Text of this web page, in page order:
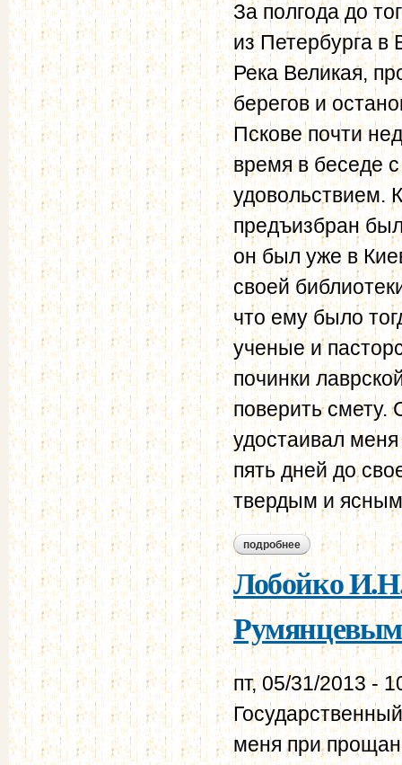
За полгода до
из Петербурга в
Река Великая,
берегов и
Пскове почти
время в беседе
удовольствием.
предъизбран
он был уже в
своей
что ему было
ученые и
починки
поверить смету.
удостаивал
пять дней до
твердым и
подробнее о лобойко и.н.
Лобойко
пт, 05/31/2013 -
меня при